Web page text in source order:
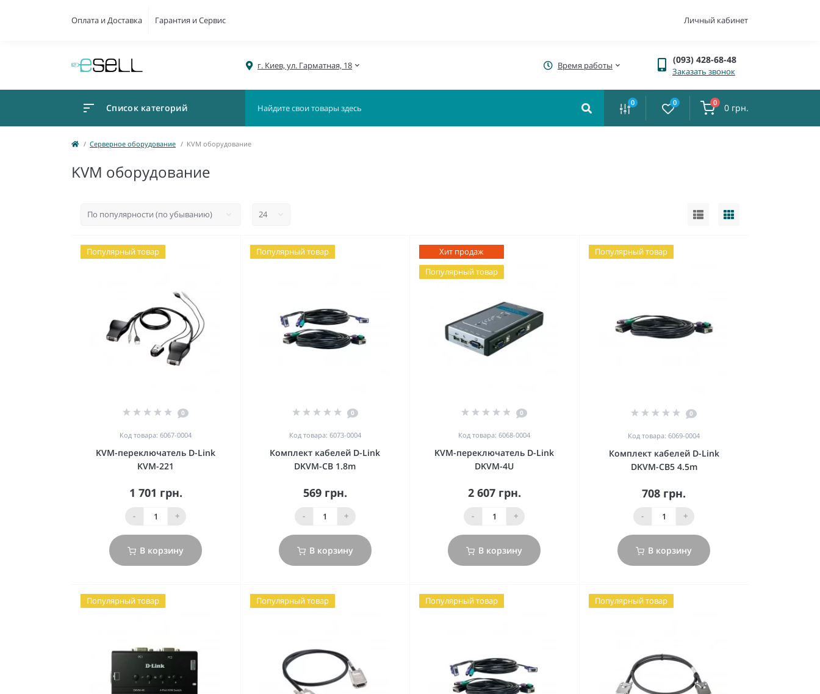
Оплата и Доставка Гарантия и Сервис Личный кабинет
г. Киев, ул. Гарматная, 18 Время работы (093) 428-68-48
Заказать звонок
Список категорий 0 0 0 0 грн.
Серверное оборудование KVM оборудование
KVM оборудование
Популярный товар
0
Код товара: 6067-0004
KVM-переключатель D-Link
KVM-221
1 701 грн.
- +
В корзину
Популярный товар
0
Код товара: 6073-0004
Комплект кабелей D-Link
DKVM-CB 1.8m
569 грн.
- +
В корзину
Хит продаж
Популярный товар
0
Код товара: 6068-0004
KVM-переключатель D-Link
DKVM-4U
2 607 грн.
- +
В корзину
Популярный товар
0
Код товара: 6069-0004
Комплект кабелей D-Link
DKVM-CB5 4.5m
708 грн.
- +
В корзину
Популярный товар Популярный товар Популярный товар Популярный товар